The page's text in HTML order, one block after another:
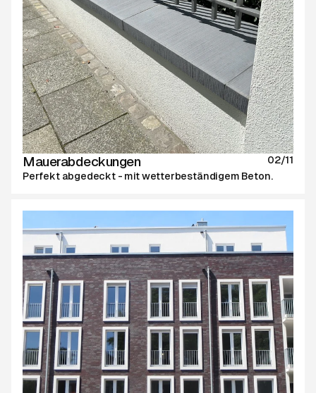
Mauerabdeckungen
02/11
Perfekt abgedeckt - mit wetterbeständigem Beton.